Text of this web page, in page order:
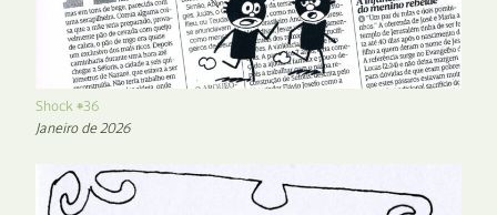
Shock #36
Janeiro de 2026